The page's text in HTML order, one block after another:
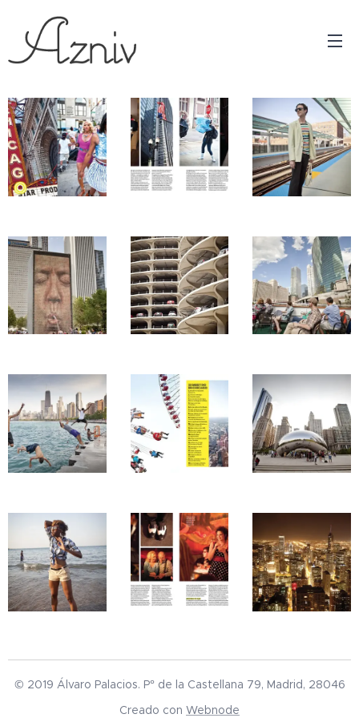
© 2019 Álvaro Palacios. P° de la Castellana 79, Madrid, 28046
Creado con Webnode